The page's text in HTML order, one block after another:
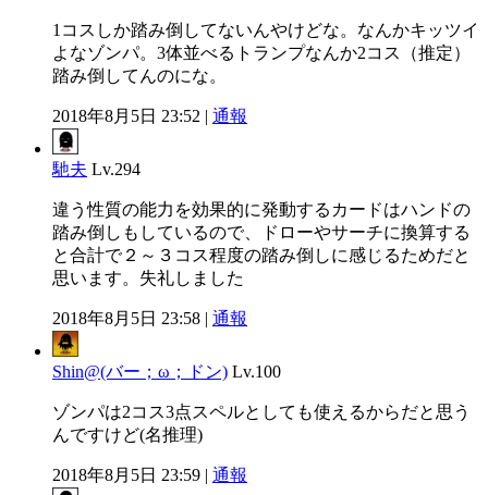
1コスしか踏み倒してないんやけどな。なんかキッツイ
よなゾンパ。3体並べるトランプなんか2コス（推定）
踏み倒してんのにな。
2018年8月5日 23:52 | 通報
馳夫 Lv.294
違う性質の能力を効果的に発動するカードはハンドの
踏み倒しもしているので、ドローやサーチに換算する
と合計で２～３コス程度の踏み倒しに感じるためだと
思います。失礼しました
2018年8月5日 23:58 | 通報
Shin@(バー；ω；ドン) Lv.100
ゾンパは2コス3点スペルとしても使えるからだと思う
んですけど(名推理)
2018年8月5日 23:59 | 通報